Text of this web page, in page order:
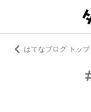
はてなブログ トップ